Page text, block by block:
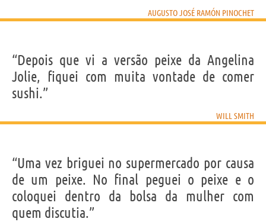
AUGUSTO JOSÉ RAMÓN PINOCHET
“Depois que vi a versão peixe da Angelina
Jolie, fiquei com muita vontade de comer
sushi.”
WILL SMITH
“Uma vez briguei no supermercado por causa
de um peixe. No final peguei o peixe e o
coloquei dentro da bolsa da mulher com
quem discutia.”